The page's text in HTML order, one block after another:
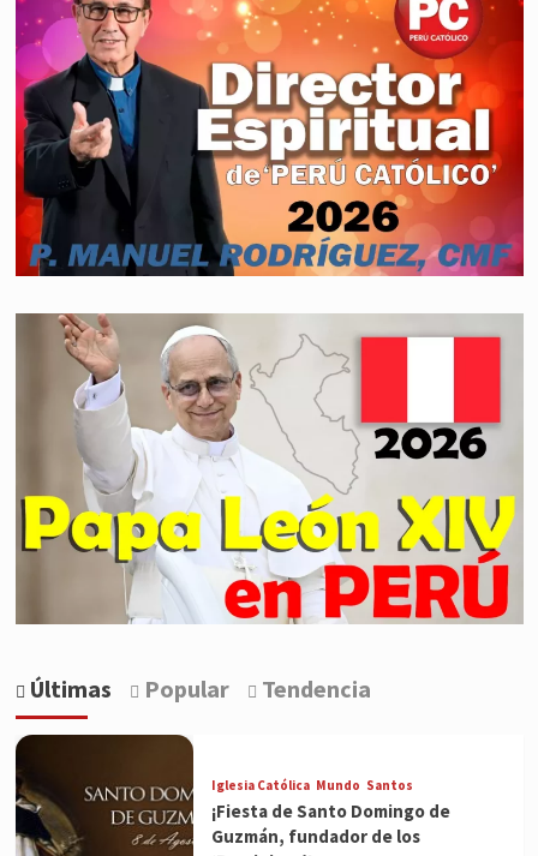
Últimas Popular Tendencia
Iglesia Católica Mundo Santos
¡Fiesta de Santo Domingo de
Guzmán, fundador de los